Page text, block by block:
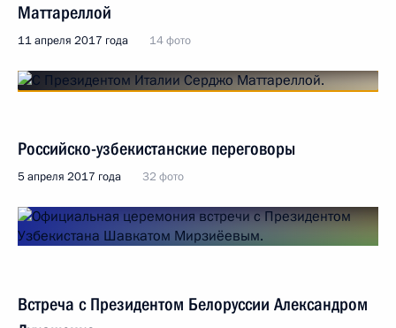
Маттареллой
11 апреля 2017 года 14 фото
Российско-узбекистанские переговоры
5 апреля 2017 года 32 фото
Встреча с Президентом Белоруссии Александром